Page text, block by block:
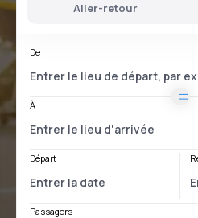
Aller-retour
De
À
Départ
Passagers